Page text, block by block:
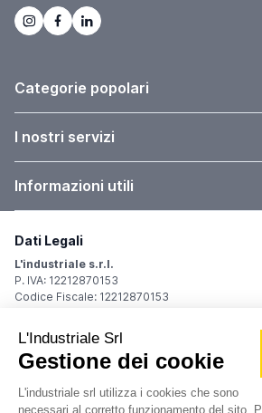
Categorie popolari
I nostri servizi
Informazioni utili
Dati Legali
L'industriale s.r.l.
P. IVA: 12212870153
Codice Fiscale: 12212870153
Sede Legale
Via Carlo Dolci, 32
20148 Milano (MI)
Italy